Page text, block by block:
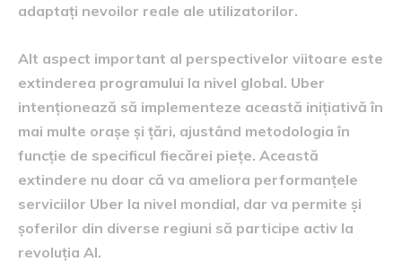
adaptați nevoilor reale ale utilizatorilor.
Alt aspect important al perspectivelor viitoare este
extinderea programului la nivel global. Uber
intenționează să implementeze această inițiativă în
mai multe orașe și țări, ajustând metodologia în
funcție de specificul fiecărei piețe. Această
extindere nu doar că va ameliora performanțele
serviciilor Uber la nivel mondial, dar va permite și
șoferilor din diverse regiuni să participe activ la
revoluția AI.